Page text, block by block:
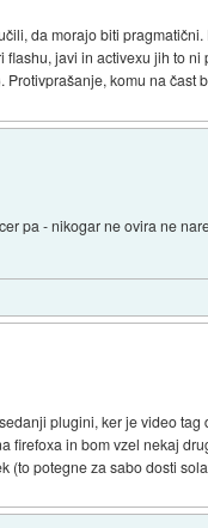
da morajo biti
flashu, javi in activexu jih to
komu na
pa - nikogar ne ovira ne
plugini, ker je video
firefoxa in bom vzel nekaj
(to potegne za sabo dosti